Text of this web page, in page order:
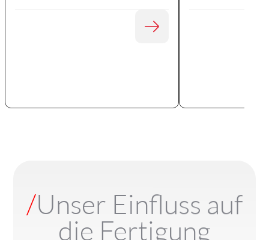
/Unser Einfluss auf
die Fertigung